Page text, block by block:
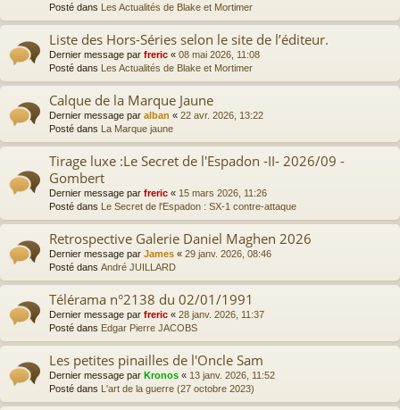
Posté dans Les Actualités de Blake et Mortimer
Liste des Hors-Séries selon le site de l’éditeur.
Dernier message par freric « 08 mai 2026, 11:08
Posté dans Les Actualités de Blake et Mortimer
Calque de la Marque Jaune
Dernier message par alban « 22 avr. 2026, 13:22
Posté dans La Marque jaune
Tirage luxe :Le Secret de l'Espadon -II- 2026/09 -
Gombert
Dernier message par freric « 15 mars 2026, 11:26
Posté dans Le Secret de l'Espadon : SX-1 contre-attaque
Retrospective Galerie Daniel Maghen 2026
Dernier message par James « 29 janv. 2026, 08:46
Posté dans André JUILLARD
Télérama n°2138 du 02/01/1991
Dernier message par freric « 28 janv. 2026, 11:37
Posté dans Edgar Pierre JACOBS
Les petites pinailles de l'Oncle Sam
Dernier message par Kronos « 13 janv. 2026, 11:52
Posté dans L'art de la guerre (27 octobre 2023)